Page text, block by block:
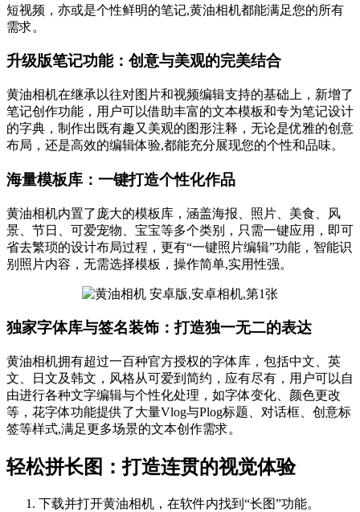
短视频，亦或是个性鲜明的笔记,黄油相机都能满足您的所有
需求。
升级版笔记功能：创意与美观的完美结合
黄油相机在继承以往对图片和视频编辑支持的基础上，新增了
笔记创作功能，用户可以借助丰富的文本模板和专为笔记设计
的字典，制作出既有趣又美观的图形注释，无论是优雅的创意
布局，还是高效的编辑体验,都能充分展现您的个性和品味。
海量模板库：一键打造个性化作品
黄油相机内置了庞大的模板库，涵盖海报、照片、美食、风
景、节日、可爱宠物、宝宝等多个类别，只需一键应用，即可
省去繁琐的设计布局过程，更有“一键照片编辑”功能，智能识
别照片内容，无需选择模板，操作简单,实用性强。
独家字体库与签名装饰：打造独一无二的表达
黄油相机拥有超过一百种官方授权的字体库，包括中文、英
文、日文及韩文，风格从可爱到简约，应有尽有，用户可以自
由进行各种文字编辑与个性化处理，如字体变化、颜色更改
等，花字体功能提供了大量Vlog与Plog标题、对话框、创意标
签等样式,满足更多场景的文本创作需求。
轻松拼长图：打造连贯的视觉体验
下载并打开黄油相机，在软件内找到“长图”功能。